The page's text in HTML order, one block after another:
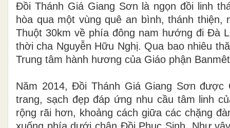
Đồi Thánh Giá Giang Sơn là ngọn đồi linh
hòa qua một vùng quê an bình, thánh
Thuột 30km về phía đông nam hướng đi Đà
thời cha Nguyễn Hữu Nghị. Qua bao nhiêu
Trung tâm hành hương của Giáo phận
Năm 2014, Đồi Thánh Giá Giang Sơn
trang, sạch đẹp đáp ứng nhu cầu tâm linh
rộng rãi hơn, khoảng cách giữa các chặng